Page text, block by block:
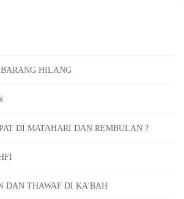
HILANG
DI MATAHARI DAN REMBULAN ?
DAN THAWAF DI KA'BAH